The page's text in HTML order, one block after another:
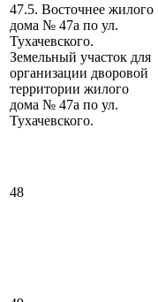
47.5. Восточнее жилого
дома № 47а по ул.
Тухачевского.
Земельный участок для
организации дворовой
территории жилого
дома № 47а по ул.
Тухачевского.
48